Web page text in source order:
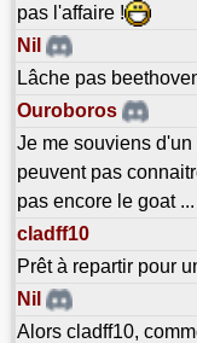
pas l'affaire !
Nil
Lâche pas
Ouroboros
Je me souviens
peuvent pas
pas encore le goat ...
cladff10
Prêt à repartir pour
Nil
Alors cladff10,